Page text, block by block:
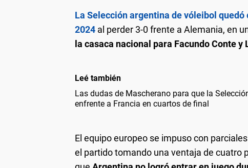
La Selección argentina de vóleibol
2024 al perder 3-0 frente a Alemania, en
la casaca nacional para Facundo Conte y
Leé también
Las dudas de Mascherano para que la
enfrente a Francia en cuartos de final
El equipo europeo se impuso con
el partido tomando una ventaja de cuatro